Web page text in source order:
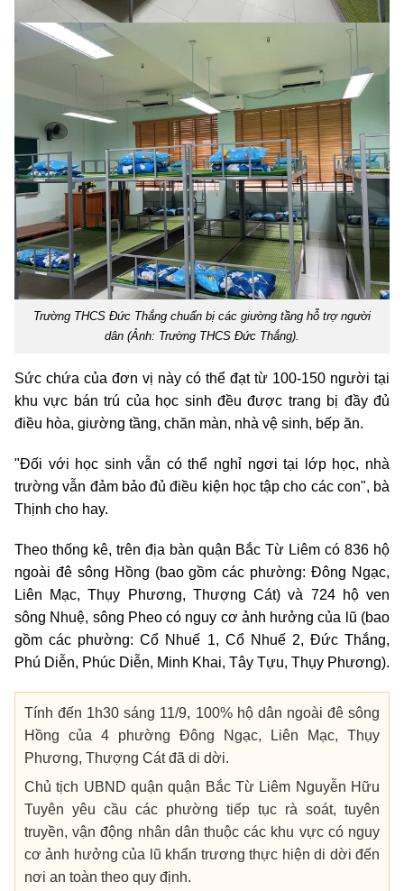
Trường THCS Đức Thắng chuẩn bị các giường tầng hỗ trợ người
dân (Ảnh: Trường THCS Đức Thắng).
Sức chứa của đơn vị này có thể đạt từ 100-150 người tại
khu vực bán trú của học sinh đều được trang bị đầy đủ
điều hòa, giường tầng, chăn màn, nhà vệ sinh, bếp ăn.
"Đối với học sinh vẫn có thể nghỉ ngơi tại lớp học, nhà
trường vẫn đảm bảo đủ điều kiện học tập cho các con", bà
Thịnh cho hay.
Theo thống kê, trên địa bàn quận Bắc Từ Liêm có 836 hộ
ngoài đê sông Hồng (bao gồm các phường: Đông Ngạc,
Liên Mạc, Thụy Phương, Thượng Cát) và 724 hộ ven
sông Nhuệ, sông Pheo có nguy cơ ảnh hưởng của lũ (bao
gồm các phường: Cổ Nhuế 1, Cổ Nhuế 2, Đức Thắng,
Phú Diễn, Phúc Diễn, Minh Khai, Tây Tựu, Thụy Phương).
Tính đến 1h30 sáng 11/9, 100% hộ dân ngoài đê sông
Hồng của 4 phường Đông Ngạc, Liên Mạc, Thụy
Phương, Thượng Cát đã di dời.
Chủ tịch UBND quận quận Bắc Từ Liêm Nguyễn Hữu
Tuyên yêu cầu các phường tiếp tục rà soát, tuyên
truyền, vận động nhân dân thuộc các khu vực có nguy
cơ ảnh hưởng của lũ khẩn trương thực hiện di dời đến
nơi an toàn theo quy định.